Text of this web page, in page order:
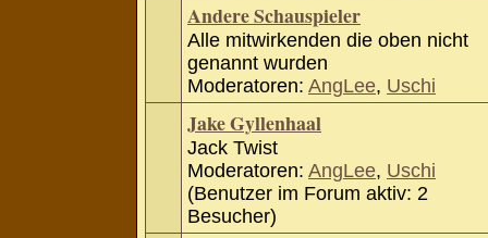
Andere Schauspieler
Alle mitwirkenden die oben nicht
genannt wurden
Moderatoren: AngLee, Uschi
Jake Gyllenhaal
Jack Twist
Moderatoren: AngLee, Uschi
(Benutzer im Forum aktiv: 2
Besucher)